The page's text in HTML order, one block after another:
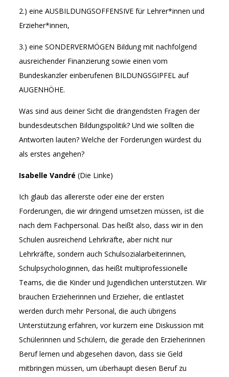
2.) eine AUSBILDUNGSOFFENSIVE für Lehrer*innen und
Erzieher*innen,
3.) eine SONDERVERMÖGEN Bildung mit nachfolgend
ausreichender Finanzierung sowie einen vom
Bundeskanzler einberufenen BILDUNGSGIPFEL auf
AUGENHÖHE.
Was sind aus deiner Sicht die drängendsten Fragen der
bundesdeutschen Bildungspolitik? Und wie sollten die
Antworten lauten? Welche der Forderungen würdest du
als erstes angehen?
Isabelle Vandré (Die Linke)
Ich glaub das allererste oder eine der ersten
Forderungen, die wir dringend umsetzen müssen, ist die
nach dem Fachpersonal. Das heißt also, dass wir in den
Schulen ausreichend Lehrkräfte, aber nicht nur
Lehrkräfte, sondern auch Schulsozialarbeiterinnen,
Schulpsychologinnen, das heißt multiprofessionelle
Teams, die die Kinder und Jugendlichen unterstützen. Wir
brauchen Erzieherinnen und Erzieher, die entlastet
werden durch mehr Personal, die auch übrigens
Unterstützung erfahren, vor kurzem eine Diskussion mit
Schülerinnen und Schülern, die gerade den Erzieherinnen
Beruf lernen und abgesehen davon, dass sie Geld
mitbringen müssen, um überhaupt diesen Beruf zu